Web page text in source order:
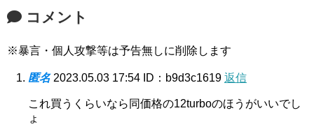
コメント
※暴言・個人攻撃等は予告無しに削除します
匿名 2023.05.03 17:54 ID：b9d3c1619 返信
これ買うくらいなら同価格の12turboのほうがいいでし
ょ